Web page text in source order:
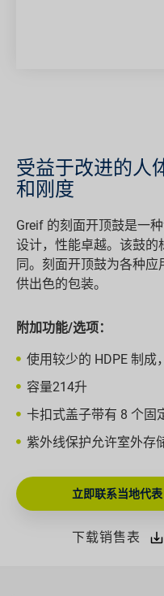
受益于改进的人
和刚度
Greif 的刻面开顶鼓是一
设计，性能卓越。该鼓的
同。刻面开顶鼓为各种
供出色的包装。
附加功能/选项：
使用较少的 HDPE 制
容量214升
卡扣式盖子带有 8 个固
紫外线保护允许室外存
立即联系当地代表
下载销售表